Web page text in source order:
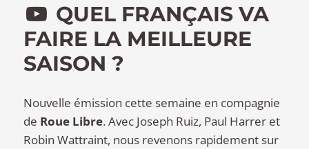
QUEL FRANÇAIS VA
FAIRE LA MEILLEURE
SAISON ?
Nouvelle émission cette semaine en compagnie
de Roue Libre. Avec Joseph Ruiz, Paul Harrer et
Robin Wattraint, nous revenons rapidement sur